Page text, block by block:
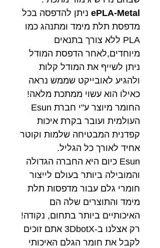
ePLA-Metal ניתן להדפסה בכל
מדפסת תלת מימד ומתנהג כמו
PLA ללא צורך בתנאים
מיוחדים,לאחר הדפסת המודל
ניתן לשייף את המודל קלות
ולהגיע לאובייקט שממש נראה
כאילו הוא עשוי ממתכת מלאה!
החומר מיוצר ע"י חברת Esun
העולמית ועובר בקרת איכות
קפדנית המבטיחה שלמות וקוטר
אחיד לאורך כל הגליל.
Esun כיום היא החברה הגדולה
והמובילה ביותר בעולם לייצור
חומרי גלם עבור מדפסות תלת
מימד והתוצרים שלה הם
האיכותיים ביותר בתחום, נקודה!
רק אצלנו ב-3DbotX אתם זוכים
לקבל את חומר הגלם האיכותי